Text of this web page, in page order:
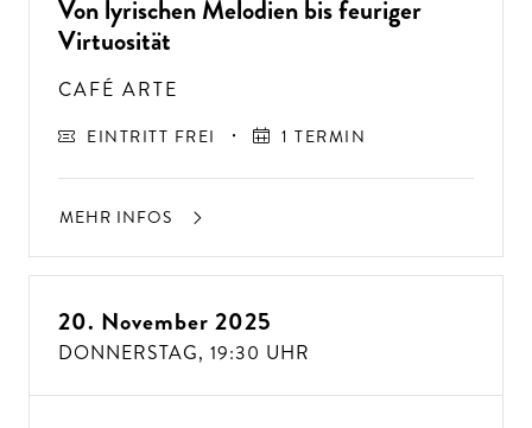
A
USSER
G
EW
Ö
H
N
LIC
H
E K
O
N
ZER
TER
LEBN
ISSE
Von lyrischen Melodien bis feuriger
Virtuosität
CAFÉ ARTE
EINTRITT FREI 1 TERMIN
MEHR INFOS
20. November 2025
DONNERSTAG, 19:30 UHR